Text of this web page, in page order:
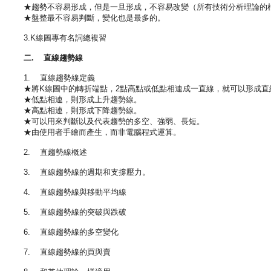
★趨勢不容易形成，但是一旦形成，不容易改變（所有技術分析理論的
★盤整最不容易判斷，變化也是最多的。
3.K線圖專有名詞總複習
二. 直線趨勢線
1. 直線趨勢線定義
★將K線圖中的轉折端點，2點高點或低點相連成一直線，就可以形成直
★低點相連，則形成上升趨勢線。
★高點相連，則形成下降趨勢線。
★可以用來判斷以及代表趨勢的多空、強弱、長短。
★由使用者手繪而產生，而非電腦程式運算。
2. 直趨勢線概述
3. 直線趨勢線的週期和支撐壓力。
4. 直線趨勢線與移動平均線
5. 直線趨勢線的突破與跌破
6. 直線趨勢線的多空變化
7. 直線趨勢線的買與賣